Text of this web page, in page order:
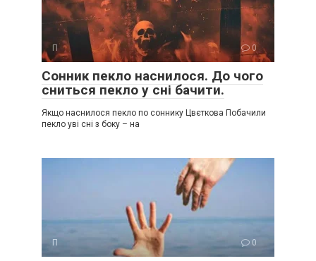
П 0
Сонник пекло наснилося. До чого
сниться пекло у сні бачити.
Якщо наснилося пекло по соннику Цвєткова Побачили
пекло уві сні з боку – на
П 0